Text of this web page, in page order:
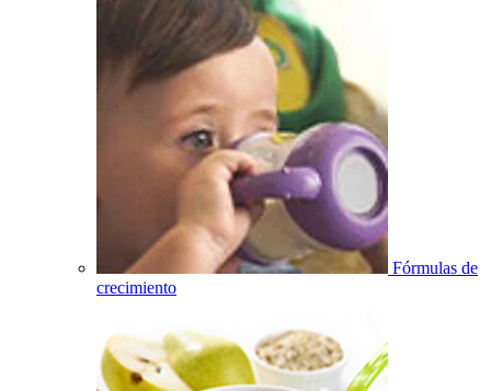
Fórmulas de
crecimiento